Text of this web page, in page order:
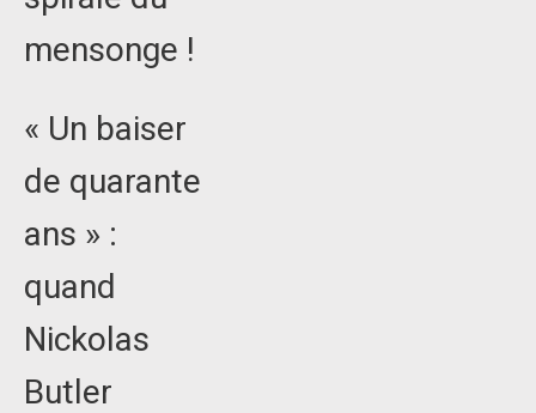
mensonge !
« Un baiser
de quarante
ans » :
quand
Nickolas
Butler